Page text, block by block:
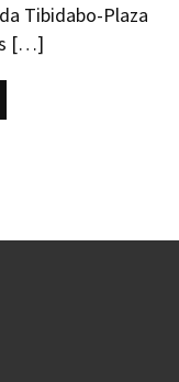
Tibidabo-Plaza
[…]